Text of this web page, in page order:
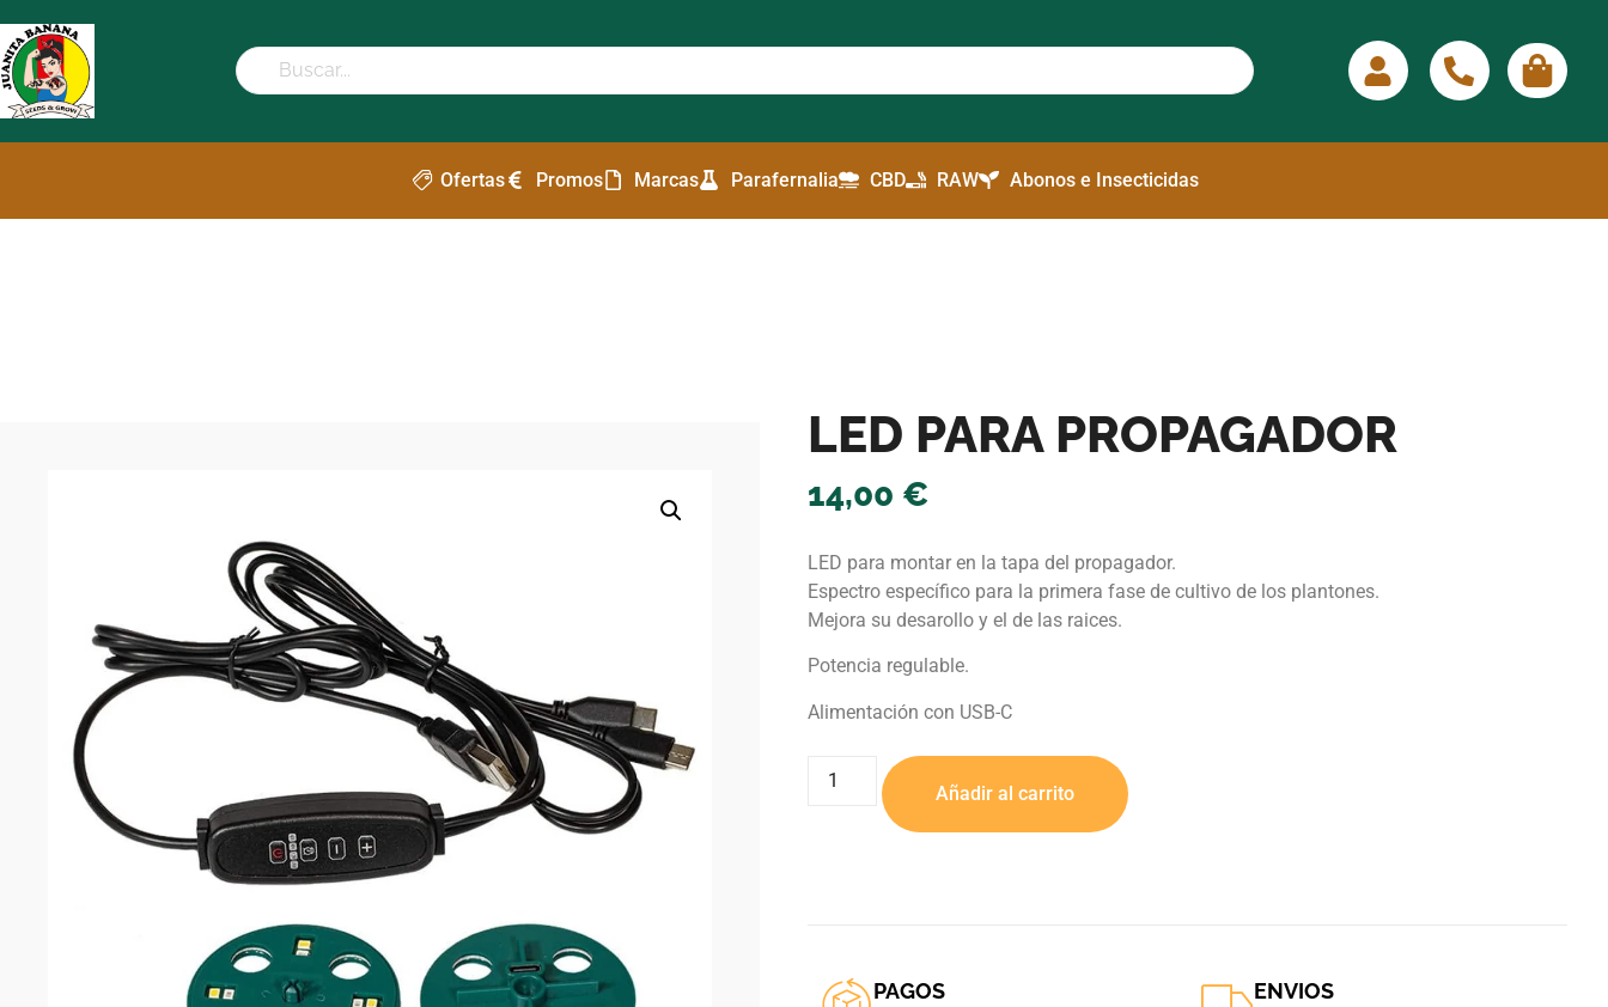
Ofertas Promos Marcas Parafernalia CBD RAW Abonos e Insecticidas
LED PARA PROPAGADOR
14,00 €
LED para montar en la tapa del propagador.
Espectro específico para la primera fase de cultivo de los plantones.
Mejora su desarollo y el de las raices.
Potencia regulable.
Alimentación con USB-C
Añadir al carrito
PAGOS ENVIOS